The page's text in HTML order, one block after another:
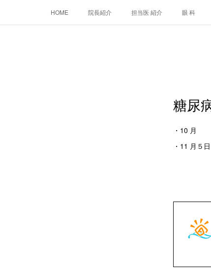
HOME 院長紹介 担当医 紹介 眼 科
糖尿
・10 月
・11 月５